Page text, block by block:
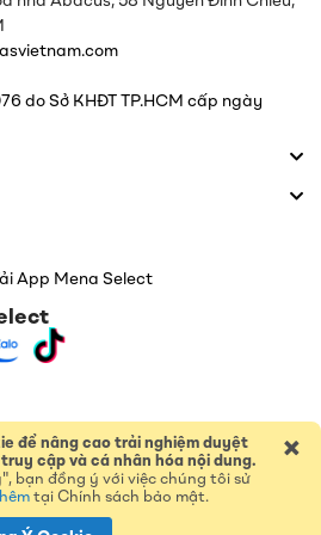
×
để nâng cao trải nghiệm duyệt
cập và cá nhân hóa nội dung.
bạn đồng ý với việc chúng tôi sử
tại Chính sách bảo mật.
do Sở KHĐT TP.HCM cấp ngày
App Mena Select